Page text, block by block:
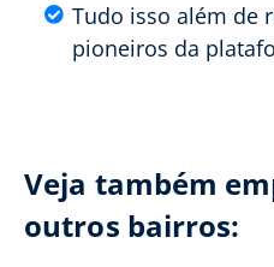
Tudo isso além de
pioneiros da
Veja também
outros bairros: